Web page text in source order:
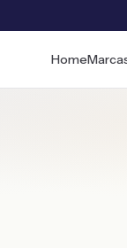
Home